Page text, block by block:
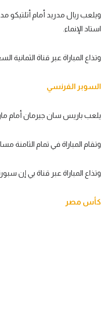
كويز في الجول
فيديو في الجول
ويلعب ريال مدريد أمام أتلتيكو
استاد الإنماء.
وتذاع المباراة عبر قناة الثمانية
السوبر الفرنسي
يلعب باريس سان جيرمان أمام
وتقام المباراة في تمام الثامنة
وتذاع المباراة عبر قناة بي إن
كأس مصر